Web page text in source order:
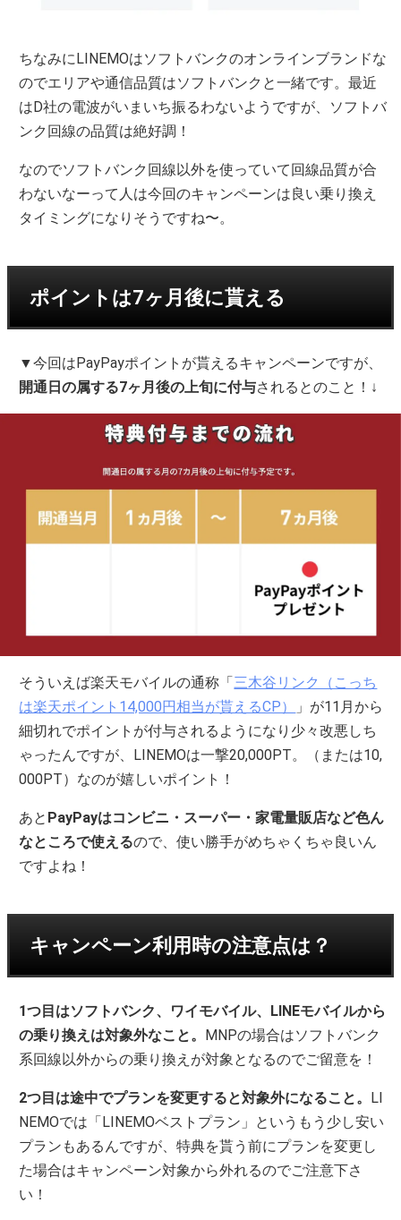
ちなみにLINEMOはソフトバンクのオンラインブランドな
のでエリアや通信品質はソフトバンクと一緒です。最近
はD社の電波がいまいち振るわないようですが、ソフトバ
ンク回線の品質は絶好調！
なのでソフトバンク回線以外を使っていて回線品質が合
わないなーって人は今回のキャンペーンは良い乗り換え
タイミングになりそうですね〜。
ポイントは7ヶ月後に貰える
▼今回はPayPayポイントが貰えるキャンペーンですが、
開通日の属する7ヶ月後の上旬に付与されるとのこと！↓
そういえば楽天モバイルの通称「三木谷リンク（こっち
は楽天ポイント14,000円相当が貰えるCP）
」が11月から
細切れでポイントが付与されるようになり少々改悪しち
ゃったんですが、LINEMOは一撃20,000PT。（または10,
000PT）なのが嬉しいポイント！
あと PayPayはコンビニ・スーパー・家電量販店など色ん
なところで使えるので、使い勝手がめちゃくちゃ良いん
ですよね！
キャンペーン利用時の注意点は？
1つ目はソフトバンク、ワイモバイル、LINEモバイルから
の乗り換えは対象外なこと。 MNPの場合はソフトバンク
系回線以外からの乗り換えが対象となるのでご留意を！
2つ目は途中でプランを変更すると対象外になること。 LI
NEMOでは「LINEMOベストプラン」というもう少し安い
プランもあるんですが、特典を貰う前にプランを変更し
た場合はキャンペーン対象から外れるのでご注意下さ
い！